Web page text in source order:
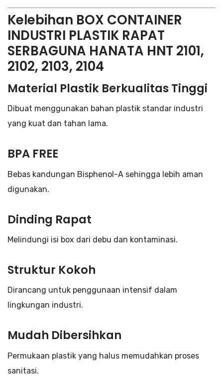
Kelebihan BOX CONTAINER
INDUSTRI PLASTIK RAPAT
SERBAGUNA HANATA HNT 2101,
2102, 2103, 2104
Material Plastik Berkualitas Tinggi
Dibuat menggunakan bahan plastik standar industri
yang kuat dan tahan lama.
BPA FREE
Bebas kandungan Bisphenol-A sehingga lebih aman
digunakan.
Dinding Rapat
Melindungi isi box dari debu dan kontaminasi.
Struktur Kokoh
Dirancang untuk penggunaan intensif dalam
lingkungan industri.
Mudah Dibersihkan
Permukaan plastik yang halus memudahkan proses
sanitasi.